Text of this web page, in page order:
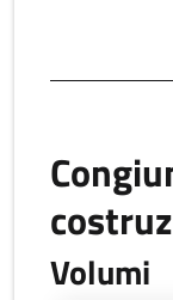
Volumi